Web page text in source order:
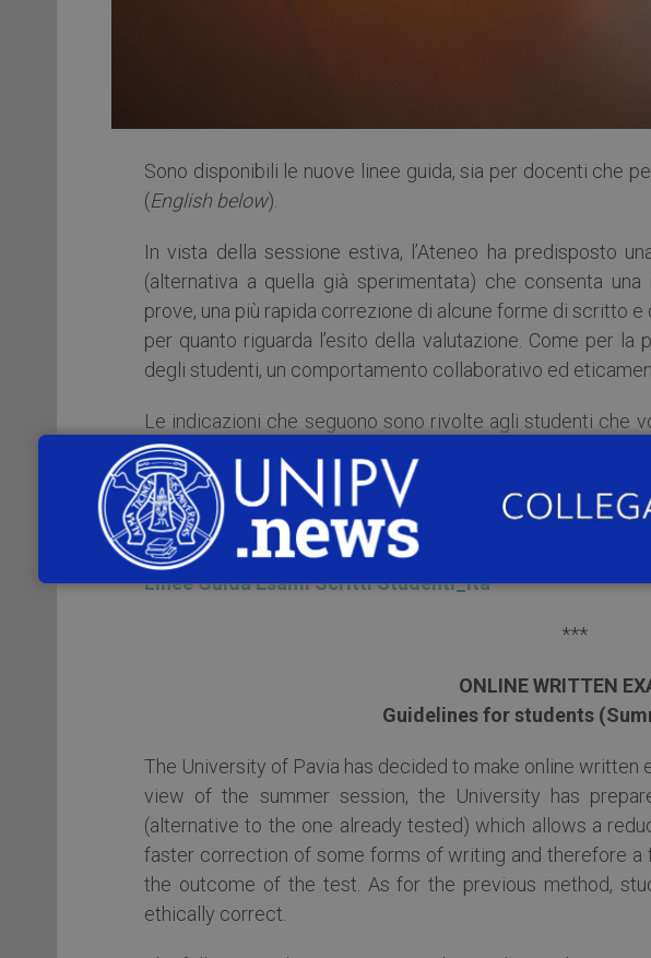
Sono disponibili le nuove linee guida, sia per docenti che
(English below).
In vista della sessione estiva, l’Ateneo ha predisposto
(alternativa a quella già sperimentata) che consenta
prove, una più rapida correzione di alcune forme di scritto
per quanto riguarda l’esito della valutazione. Come per
degli studenti, un comportamento collaborativo ed
Le indicazioni che seguono sono rivolte agli studenti che
negli appelli a partire dal 25 maggio 2020. Tali indicazioni
parte del docente di riferimento dell’appello.
Linee Guida Esami Scritti Docenti_ita
Linee Guida Esami Scritti Studenti_ita
***
ONLINE WRITTEN
Guidelines for students
The University of Pavia has decided to make online
view of the summer session, the University has
(alternative to the one already tested) which allows a
faster correction of some forms of writing and therefore
the outcome of the test. As for the previous method,
ethically correct.